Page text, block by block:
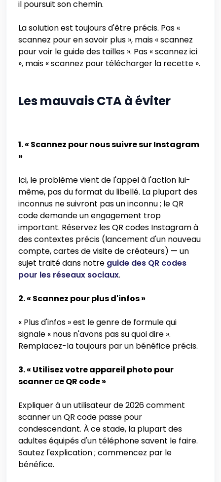
il poursuit son chemin.
La solution est toujours d'être précis. Pas «
scannez pour en savoir plus », mais « scannez
pour voir le guide des tailles ». Pas « scannez ici
», mais « scannez pour télécharger la recette ».
Les mauvais CTA à éviter
1. « Scannez pour nous suivre sur Instagram
»
Ici, le problème vient de l'appel à l'action lui-
même, pas du format du libellé. La plupart des
inconnus ne suivront pas un inconnu ; le QR
code demande un engagement trop
important. Réservez les QR codes Instagram à
des contextes précis (lancement d'un nouveau
compte, cartes de visite de créateurs) — un
sujet traité dans notre guide des QR codes
pour les réseaux sociaux.
2. « Scannez pour plus d'infos »
« Plus d'infos » est le genre de formule qui
signale « nous n'avons pas su quoi dire ».
Remplacez-la toujours par un bénéfice précis.
3. « Utilisez votre appareil photo pour
scanner ce QR code »
Expliquer à un utilisateur de 2026 comment
scanner un QR code passe pour
condescendant. À ce stade, la plupart des
adultes équipés d'un téléphone savent le faire.
Sautez l'explication ; commencez par le
bénéfice.